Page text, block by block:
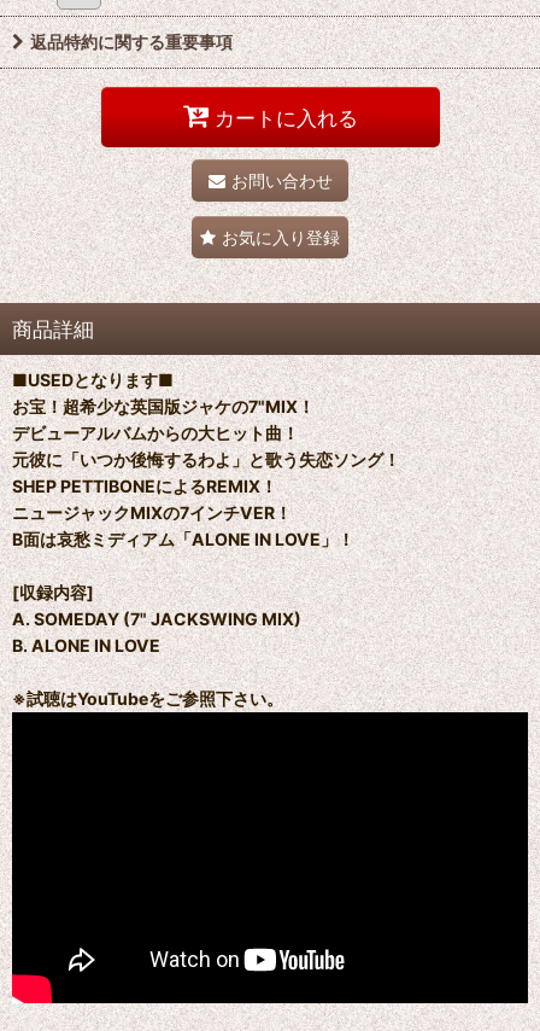
返品特約に関する重要事項
カートに入れる
お問い合わせ
お気に入り登録
商品詳細
■USEDとなります■
お宝！超希少な英国版ジャケの7"MIX！
デビューアルバムからの大ヒット曲！
元彼に「いつか後悔するわよ」と歌う失恋ソング！
SHEP PETTIBONEによるREMIX！
ニュージャックMIXの7インチVER！
B面は哀愁ミディアム「ALONE IN LOVE」！
[収録内容]
A. SOMEDAY (7" JACKSWING MIX)
B. ALONE IN LOVE
※試聴はYouTubeをご参照下さい。